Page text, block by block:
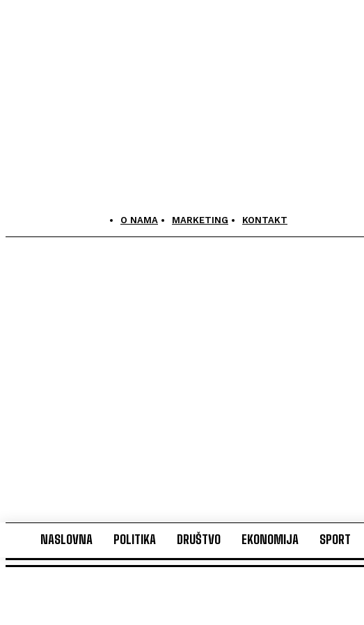
O NAMA MARKETING KONTAKT
NASLOVNA POLITIKA DRUŠTVO EKONOMIJA SPORT
NASLOVNA POLITIKA DRUŠTVO EKONOMIJA SPORT